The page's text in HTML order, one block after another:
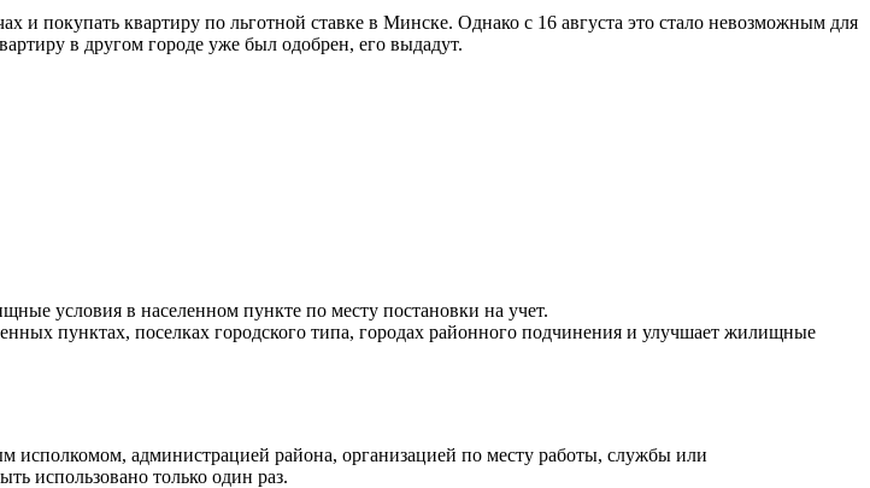
и покупать квартиру по льготной ставке в Минске. Однако с 16 августа это стало невозможным для
в другом городе уже был одобрен, его выдадут.
условия в населенном пункте по месту постановки на учет.
пунктах, поселках городского типа, городах районного подчинения и улучшает жилищные
исполкомом, администрацией района, организацией по месту работы, службы или
использовано только один раз.